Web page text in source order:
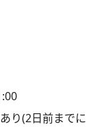
り(2日前までに